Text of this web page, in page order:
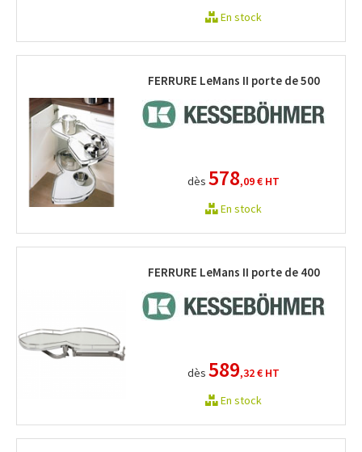
En stock
FERRURE LeMans II porte de 500
dès578,09 € HT
En stock
FERRURE LeMans II porte de 400
dès589,32 € HT
En stock